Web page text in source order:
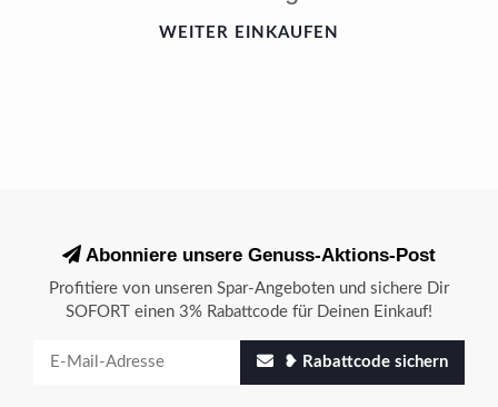
WEITER EINKAUFEN
Abonniere unsere Genuss-Aktions-Post
Profitiere von unseren Spar-Angeboten und sichere Dir
SOFORT einen 3% Rabattcode für Deinen Einkauf!
❥ Rabattcode sichern